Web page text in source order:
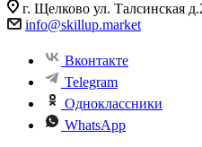
г. Щелково ул. Талсинская
info@skillup.market
Вконтакте
Telegram
Одноклассники
WhatsApp